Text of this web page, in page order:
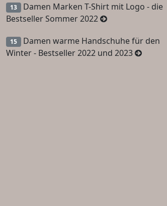
13 Damen Marken T-Shirt mit Logo - die
Bestseller Sommer 2022
15 Damen warme Handschuhe für den
Winter - Bestseller 2022 und 2023